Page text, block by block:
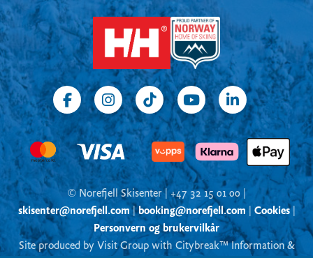
© Norefjell Skisenter | +47 32 15 01 00 |
skisenter@norefjell.com|booking@norefjell.com Cookies|
Personvern og brukervilkår
Site produced by Visit Group with Citybreak™ Information &